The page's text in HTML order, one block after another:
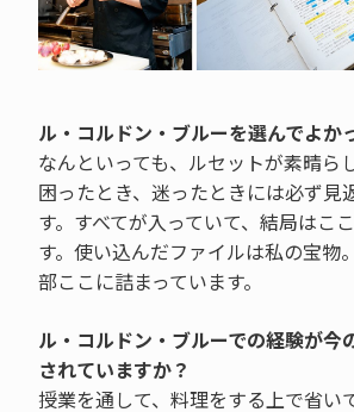
ル・コルドン・ブルーを選んでよか
なんといっても、ルセットが素晴ら
困ったとき、迷ったときには必ず見
す。すべてが入っていて、結局はこ
す。使い込んだファイルは私の宝物
部ここに詰まっています。
ル・コルドン・ブルーでの経験が今
されていますか？
授業を通して、料理をする上で省い